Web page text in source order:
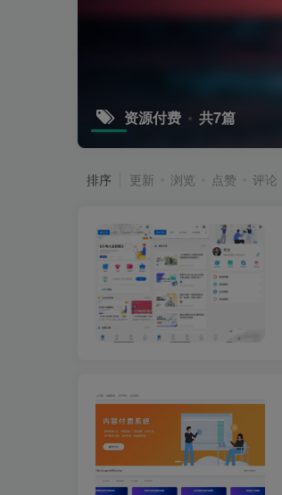
资源付费 共7篇
排序 更新 浏览 点赞 评论